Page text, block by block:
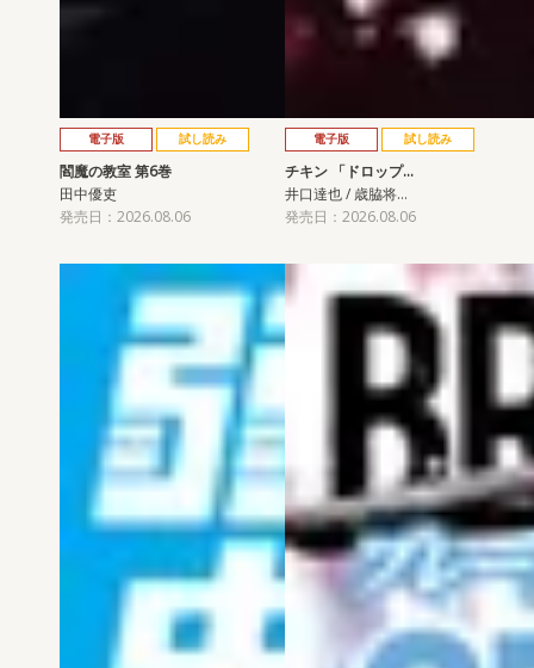
電子版 試し読み
閻魔の教室 第6巻
田中優吏
発売日：2026.08.06
電子版 試し読み
チキン 「ドロップ…
井口達也 / 歳脇将…
発売日：2026.08.06